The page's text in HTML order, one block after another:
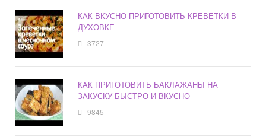
КАК ВКУСНО ПРИГОТОВИТЬ КРЕВЕТКИ В
ДУХОВКЕ
3727
КАК ПРИГОТОВИТЬ БАКЛАЖАНЫ НА
ЗАКУСКУ БЫСТРО И ВКУСНО
9845